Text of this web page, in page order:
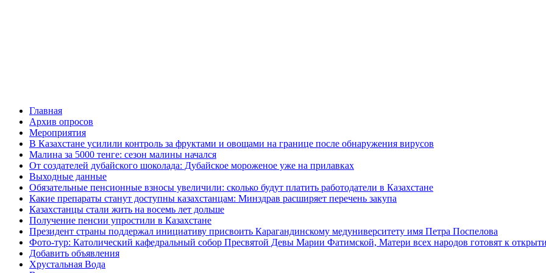
Главная
Архив опросов
Мероприятия
В Казахстане усилили контроль за фруктами и овощами на границе после обнаружения вирусов
Малина за 5000 тенге: сезон малины начался
От создателей дубайского шоколада: Дубайское мороженое уже на прилавках
Выходные данные
Обязательные пенсионные взносы увеличили: сколько будут платить работодатели в Казахстане
Какие препараты станут доступны казахстанцам: Минздрав расширяет перечень закупа
Казахстанцы стали жить на восемь лет дольше
Получение пенсии упростили в Казахстане
Президент страны поддержал инициативу присвоить Карагандинскому медуниверситету имя Петра Поспелова
Фото-тур: Католический кафедральный собор Пресвятой Девы Марии Фатимской, Матери всех народов готовят к
Добавить объявления
Хрустальная Вода